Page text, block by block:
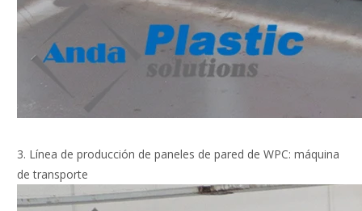
3. Línea de producción de paneles de pared de WPC: máquina
de transporte